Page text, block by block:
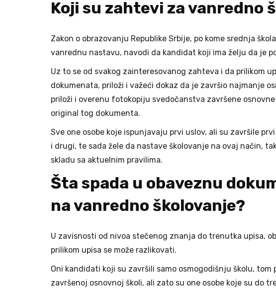
Koji su zahtevi za vanredno
Zakon o obrazovanju Republike Srbije, po kome srednja
vanrednu nastavu, navodi da kandidat koji ima želju da je
Uz to se od svakog zainteresovanog zahteva i da prilikom
dokumenata, priloži i važeći dokaz da je završio najmanje
priloži i overenu fotokopiju svedočanstva završene
original tog dokumenta.
Sve one osobe koje ispunjavaju prvi uslov, ali su završile
i drugi, te sada žele da nastave školovanje na ovaj način,
skladu sa aktuelnim pravilima.
Šta spada u obaveznu
na vanredno školovanje?
U zavisnosti od nivoa stečenog znanja do trenutka upisa,
prilikom upisa se može razlikovati.
Oni kandidati koji su završili samo osmogodišnju školu,
završenoj osnovnoj školi, ali zato su one osobe koje su do